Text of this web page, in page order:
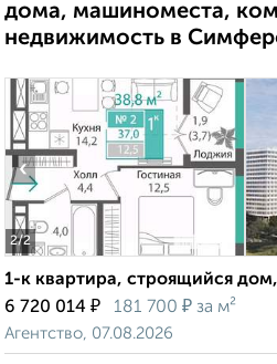
дома, машиноместа,
недвижимость в
2/2
‹
1-к квартира, строящийся
6 720 014 ₽ 181 700 ₽ за м²
Агентство, 07.08.2026